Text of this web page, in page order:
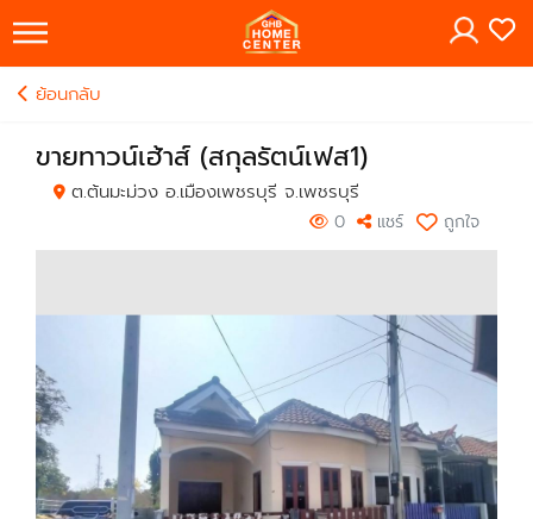
×
ย้อนกลับ
ขายทาวน์เฮ้าส์ (สกุลรัตน์เฟส1)
ต.ต้นมะม่วง อ.เมืองเพชรบุรี จ.เพชรบุรี
0 แชร์ ถูกใจ